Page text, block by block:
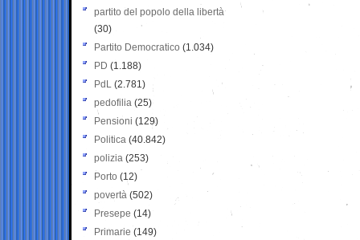
partito del popolo della libertà
(30)
Partito Democratico (1.034)
PD (1.188)
PdL (2.781)
pedofilia (25)
Pensioni (129)
Politica (40.842)
polizia (253)
Porto (12)
povertà (502)
Presepe (14)
Primarie (149)